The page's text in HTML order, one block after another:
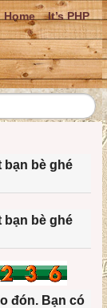
Home It’s PHP
bạn bè ghé
bạn bè ghé
đón. Bạn có